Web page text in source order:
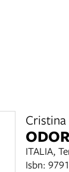
ITALIA,
Isbn: